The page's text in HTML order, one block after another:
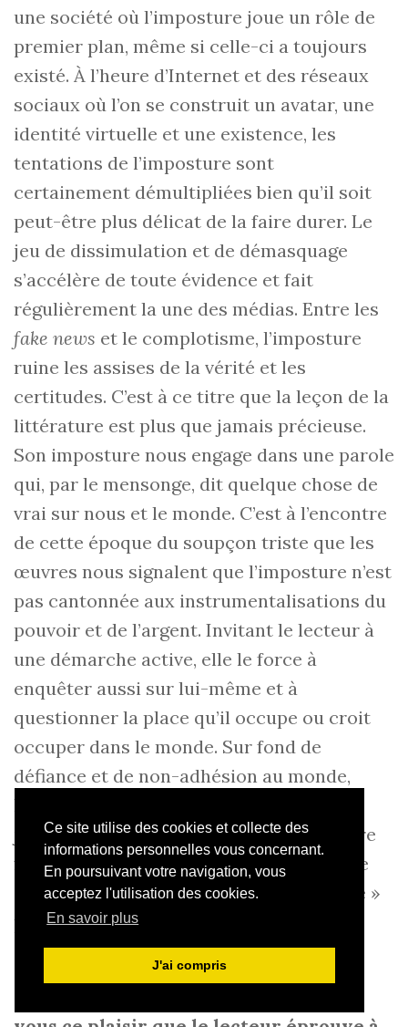
Ce site utilise des cookies et collecte des
informations personnelles vous concernant.
En poursuivant votre navigation, vous
acceptez l'utilisation des cookies.
En savoir plus
J'ai compris
une société où l’imposture joue un rôle de
premier plan, même si celle-ci a toujours
existé. À l’heure d’Internet et des réseaux
sociaux où l’on se construit un avatar, une
identité virtuelle et une existence, les
tentations de l’imposture sont
certainement démultipliées bien qu’il soit
peut-être plus délicat de la faire durer. Le
jeu de dissimulation et de démasquage
s’accélère de toute évidence et fait
régulièrement la une des médias. Entre les
fake news et le complotisme, l’imposture
ruine les assises de la vérité et les
certitudes. C’est à ce titre que la leçon de la
littérature est plus que jamais précieuse.
Son imposture nous engage dans une parole
qui, par le mensonge, dit quelque chose de
vrai sur nous et le monde. C’est à l’encontre
de cette époque du soupçon triste que les
œuvres nous signalent que l’imposture n’est
pas cantonnée aux instrumentalisations du
pouvoir et de l’argent. Invitant le lecteur à
une démarche active, elle le force à
enquêter aussi sur lui-même et à
questionner la place qu’il occupe ou croit
occuper dans le monde. Sur fond de
défiance et de non-adhésion au monde,
l’imposture en littérature exerce un
jugement critique et met à l’épreuve notre
faculté de juger. La littérature déstabilise
ou court-circuite l’ère de la « post-vérité »
parce qu’elle est toujours une féconde
imposture.